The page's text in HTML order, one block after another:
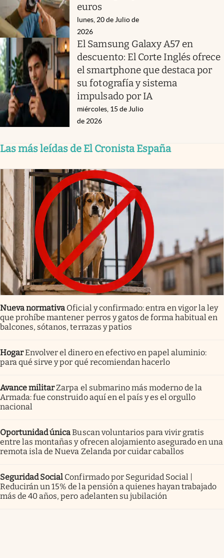
euros
lunes, 20 de Julio de
2026
El Samsung Galaxy A57 en
descuento: El Corte Inglés ofrece
el smartphone que destaca por
su fotografía y sistema
impulsado por IA
miércoles, 15 de Julio
de 2026
Las más leídas de El Cronista España
Nueva normativa Oficial y confirmado: entra en vigor la ley
que prohíbe mantener perros y gatos de forma habitual en
balcones, sótanos, terrazas y patios
HogarEnvolver el dinero en efectivo en papel aluminio:
para qué sirve y por qué recomiendan hacerlo
Avance militarZarpa el submarino más moderno de la
Armada: fue construido aquí en el país y es el orgullo
nacional
Oportunidad únicaBuscan voluntarios para vivir gratis
entre las montañas y ofrecen alojamiento asegurado en una
remota isla de Nueva Zelanda por cuidar caballos
Seguridad Social Confirmado por Seguridad Social |
Reducirán un 15% de la pensión a quienes hayan trabajado
más de 40 años, pero adelanten su jubilación